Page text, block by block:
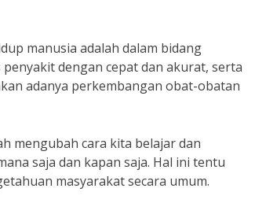
manusia adalah dalam bidang
dengan cepat dan akurat, serta
adanya perkembangan obat-obatan
mengubah cara kita belajar dan
saja dan kapan saja. Hal ini tentu
masyarakat secara umum.